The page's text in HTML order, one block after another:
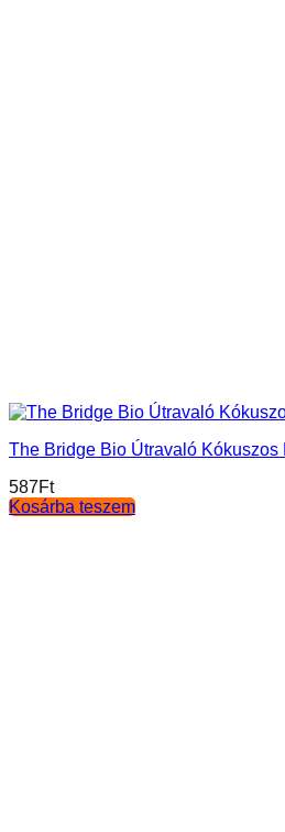
The Bridge Bio Útravaló Kókuszos
587Ft
Kosárba teszem